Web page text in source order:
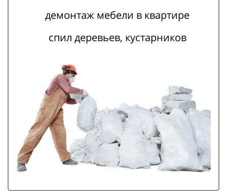
демонтаж мебели в квартире
спил деревьев, кустарников